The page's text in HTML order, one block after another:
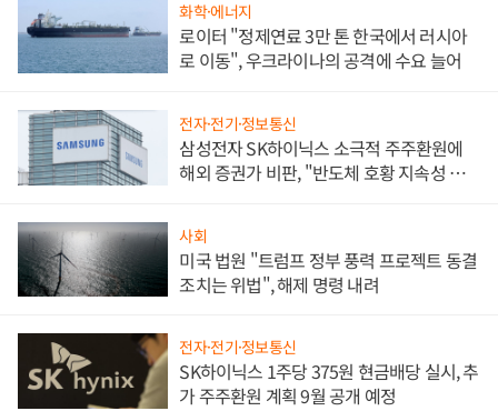
화학·에너지
로이터 "정제연료 3만 톤 한국에서 러시아
로 이동", 우크라이나의 공격에 수요 늘어
전자·전기·정보통신
삼성전자 SK하이닉스 소극적 주주환원에
해외 증권가 비판, "반도체 호황 지속성 의
사회
미국 법원 "트럼프 정부 풍력 프로젝트 동결
조치는 위법", 해제 명령 내려
전자·전기·정보통신
SK하이닉스 1주당 375원 현금배당 실시, 추
가 주주환원 계획 9월 공개 예정